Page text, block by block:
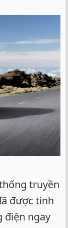
truyền
được tinh
điện ngay